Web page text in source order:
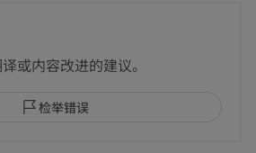
或内容改进的建议。
检举错误